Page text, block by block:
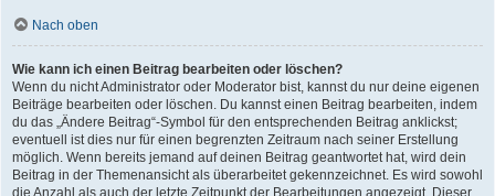
Nach oben
Wie kann ich einen Beitrag bearbeiten oder löschen?
Wenn du nicht Administrator oder Moderator bist, kannst du nur deine eigenen
Beiträge bearbeiten oder löschen. Du kannst einen Beitrag bearbeiten, indem
du das „Ändere Beitrag“-Symbol für den entsprechenden Beitrag anklickst;
eventuell ist dies nur für einen begrenzten Zeitraum nach seiner Erstellung
möglich. Wenn bereits jemand auf deinen Beitrag geantwortet hat, wird dein
Beitrag in der Themenansicht als überarbeitet gekennzeichnet. Es wird sowohl
die Anzahl als auch der letzte Zeitpunkt der Bearbeitungen angezeigt. Dieser